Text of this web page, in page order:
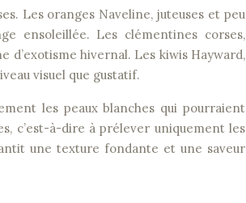
Les oranges Naveline, juteuses et peu
ensoleillée. Les clémentines corses,
d’exotisme hivernal. Les kiwis Hayward,
visuel que gustatif.
les peaux blanches qui pourraient
c’est-à-dire à prélever uniquement les
une texture fondante et une saveur